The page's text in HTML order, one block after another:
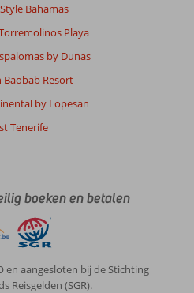
Bahamas
Playa
by Dunas
Baobab Resort
by Lopesan
Tenerife
boeken en betalen
en aangesloten bij de Stichting
Reisgelden (SGR).